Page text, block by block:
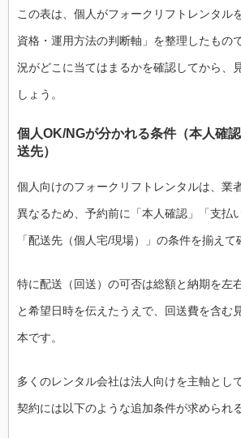
この表は、個人がフォークリフトレンタル
資格・運用方法の判断軸」を整理したもの
況がどこに当てはまるかを確認してから、
しょう。
個人OK/NGが分かれる条件（本人確
送先）
個人向けのフォークリフトレンタルは、業
異なるため、予約前に「本人確認」「支払
「配送先（個人宅/現場）」の条件を揃えて
特に配送（回送）の可否は総額と納期を左
と希望日時を伝えたうえで、回送費を含む
本です。
多くのレンタル会社は法人向けを主軸とし
契約には以下のような追加条件が求められ